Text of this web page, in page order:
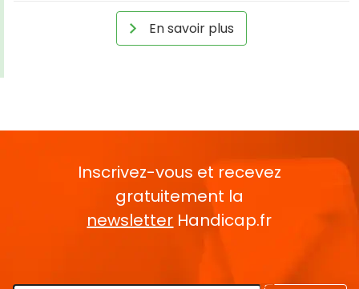
En savoir plus
Inscrivez-vous et recevez
gratuitement la
newsletter Handicap.fr